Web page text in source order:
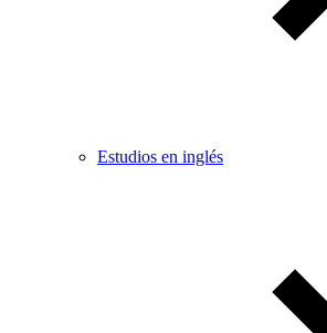
Estudios en inglés